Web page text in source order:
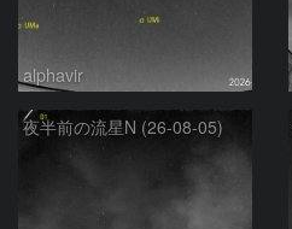
alphavir
夜半前の流星N (26-08-05)